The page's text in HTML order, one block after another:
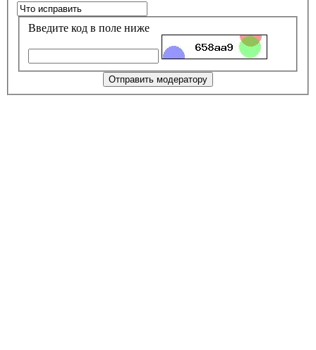
Введите код в поле ниже
Отправить модератору